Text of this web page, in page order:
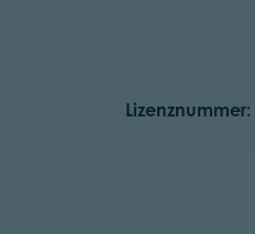
Lizenznummer: